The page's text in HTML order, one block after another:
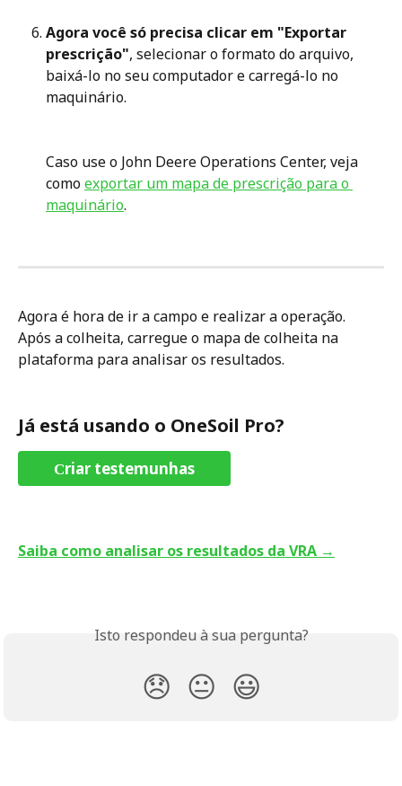
Agora você só precisa clicar em "Exportar
prescrição", selecionar o formato do arquivo,
baixá-lo no seu computador e carregá-lo no
maquinário.
​Caso use o John Deere Operations Center, veja
como exportar um mapa de prescrição para o
maquinário.
Agora é hora de ir a campo e realizar a operação.
Após a colheita, carregue o mapa de colheita na
plataforma para analisar os resultados.
Já está usando o OneSoil Pro?
Сriar testemunhas
Saiba como analisar os resultados da VRA →
Isto respondeu à sua pergunta?
😞 😐 😃